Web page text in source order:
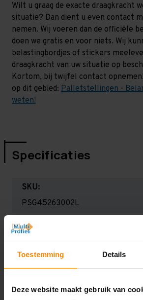
Toestemming Details
Deze website maakt gebruik van
Wilt u graag de exacte draagkracht
situatie? Dan dient u even contact
nemen. Wij voeren dan de officiële
doen we gratis en voor niets. Wij
belastingbordjes of stickers
draagkracht van uw situatie op
Kortom, bij twijfel contact
op dit gebied: Palletstellingen -
weten!
Specificaties
SKU:
PSG45263002L
Hoogte:
4.500 mm
Diepte:
Lengte: